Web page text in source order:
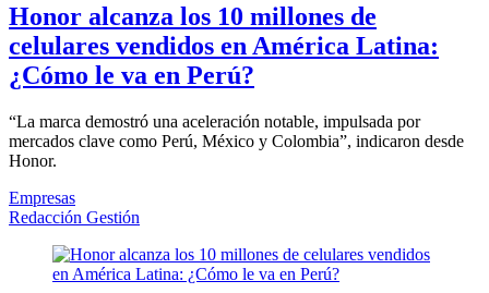
Honor alcanza los 10 millones de
celulares vendidos en América Latina:
¿Cómo le va en Perú?
“La marca demostró una aceleración notable, impulsada por
mercados clave como Perú, México y Colombia”, indicaron desde
Honor.
Empresas
Redacción Gestión